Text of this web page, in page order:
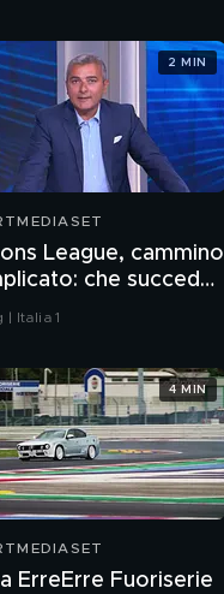
League, cammino
che succede
| Italia 1
2 MIN
ErreErre Fuoriserie
4 MIN